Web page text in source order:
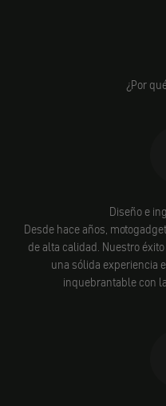
¿Por
Diseño e
Desde hace años,
de alta calidad. Nuestro
una sólida experiencia
inquebrantable con